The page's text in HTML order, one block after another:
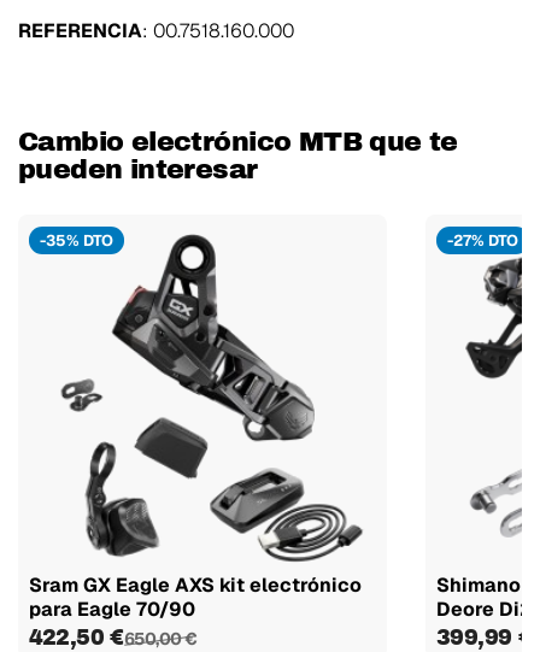
REFERENCIA: 00.7518.160.000
Cambio electrónico MTB que te
pueden interesar
-35% DTO
Sram GX Eagle AXS kit electrónico
para Eagle 70/90
422,50 €650,00 €
-27% DTO
Shimano
Deore Di2
399,99 €